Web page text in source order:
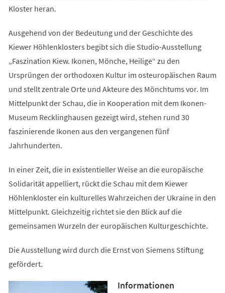
Kloster heran.
Ausgehend von der Bedeutung und der Geschichte des
Kiewer Höhlenklosters begibt sich die Studio-Ausstellung
„Faszination Kiew. Ikonen, Mönche, Heilige“ zu den
Ursprüngen der orthodoxen Kultur im osteuropäischen Raum
und stellt zentrale Orte und Akteure des Mönchtums vor. Im
Mittelpunkt der Schau, die in Kooperation mit dem Ikonen-
Museum Recklinghausen gezeigt wird, stehen rund 30
faszinierende Ikonen aus den vergangenen fünf
Jahrhunderten.
In einer Zeit, die in existentieller Weise an die europäische
Solidarität appelliert, rückt die Schau mit dem Kiewer
Höhlenkloster ein kulturelles Wahrzeichen der Ukraine in den
Mittelpunkt. Gleichzeitig richtet sie den Blick auf die
gemeinsamen Wurzeln der europäischen Kulturgeschichte.
Die Ausstellung wird durch die Ernst von Siemens Stiftung
gefördert.
Informationen